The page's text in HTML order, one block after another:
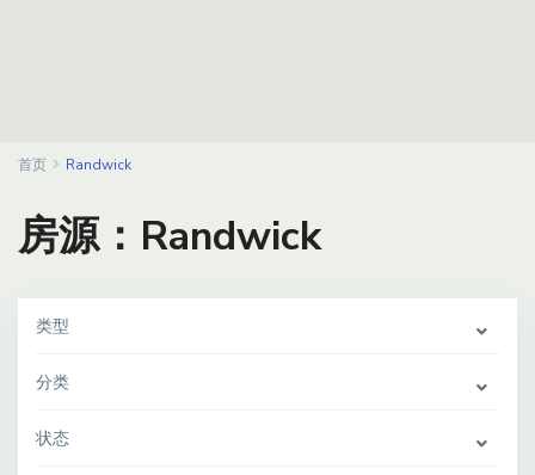
首页 Randwick
房源：Randwick
类型
分类
状态